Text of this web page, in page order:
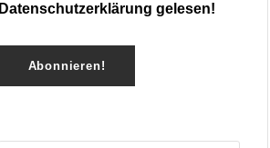
Datenschutzerklärung gelesen!